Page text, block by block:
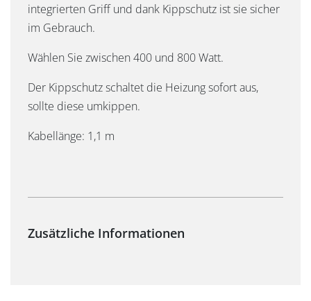
integrierten Griff und dank Kippschutz ist sie sicher
im Gebrauch.
Wählen Sie zwischen 400 und 800 Watt.
Der Kippschutz schaltet die Heizung sofort aus,
sollte diese umkippen.
Kabellänge: 1,1 m